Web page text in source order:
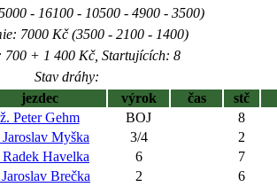
- 16100 - 10500 - 4900 - 3500)
7000 Kč (3500 - 2100 - 1400)
700 + 1 400 Kč, Startujících: 8
Stav dráhy:
jezdec výrok čas stč
ž. Peter Gehm BOJ 8
Jaroslav Myška 3/4 2
Radek Havelka 6 7
Brečka 2 6